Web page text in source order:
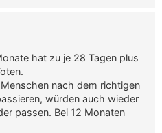
hat zu je 28 Tagen plus
nach dem richtigen
würden auch wieder
passen. Bei 12 Monaten